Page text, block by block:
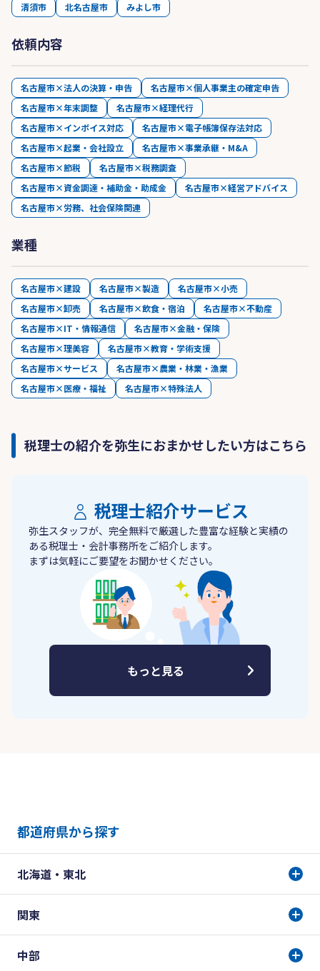
清須市
北名古屋市 みよし市
依頼内容
名古屋市×法人の決算・申告
名古屋市×個人事業主の確定申告
名古屋市×年末調整
名古屋市×経理代行
名古屋市×インボイス対応
名古屋市×電子帳簿保存法対応
名古屋市×起業・会社設立
名古屋市×事業承継・M&A
名古屋市×節税
名古屋市×税務調査
名古屋市×資金調達・補助金・助成金
名古屋市×経営アドバイス
名古屋市×労務、社会保険関連
業種
名古屋市×建設 名古屋市×製造
名古屋市×小売
名古屋市×卸売
名古屋市×飲食・宿泊
名古屋市×不動産
名古屋市×IT・情報通信
名古屋市×金融・保険
名古屋市×理美容
名古屋市×教育・学術支援
名古屋市×サービス
名古屋市×農業・林業・漁業
名古屋市×医療・福祉
名古屋市×特殊法人
税理士の紹介を弥生におまかせしたい方はこちら
税理士紹介サービス
弥生スタッフが、完全無料で厳選した豊富な経験と実績の
ある税理士・会計事務所をご紹介します。
まずは気軽にご要望をお聞かせください。
もっと見る
都道府県から探す
北海道・東北
関東
中部